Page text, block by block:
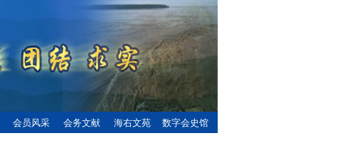
会员风采 会务文献 海右文苑
数字会史馆